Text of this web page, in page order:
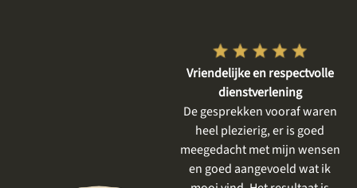
Vriendelijke en respectvolle
De gesprekken vooraf waren
meegedacht met mijn wensen
Goed, betrokken en rustig
geholpen
Wij zijn zeker tevreden. Het
eerste gesprek was rustig,
was tijd voor mijn moeder,
haar verhaal, voor het